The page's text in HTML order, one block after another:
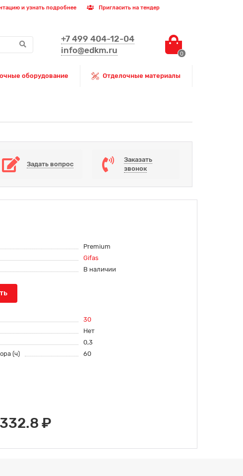
и узнать подробнее Пригласить на тендер
+7 499 404-12-04
info@edkm.ru
0
оборудование Отделочные материалы
Задать вопрос
Заказать
звонок
Premium
Gifas
В наличии
30
Нет
0,3
(ч)
60
332.8 ₽